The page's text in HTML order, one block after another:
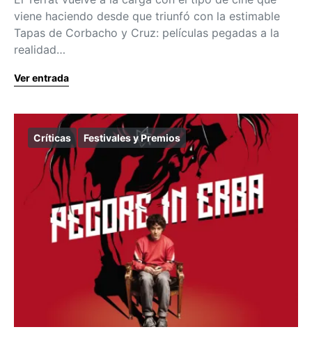
viene haciendo desde que triunfó con la estimable
Tapas de Corbacho y Cruz: películas pegadas a la
realidad…
Ver entrada
Críticas Festivales y Premios